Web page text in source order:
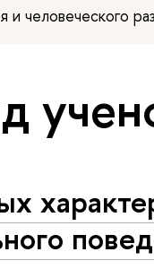
человеческого